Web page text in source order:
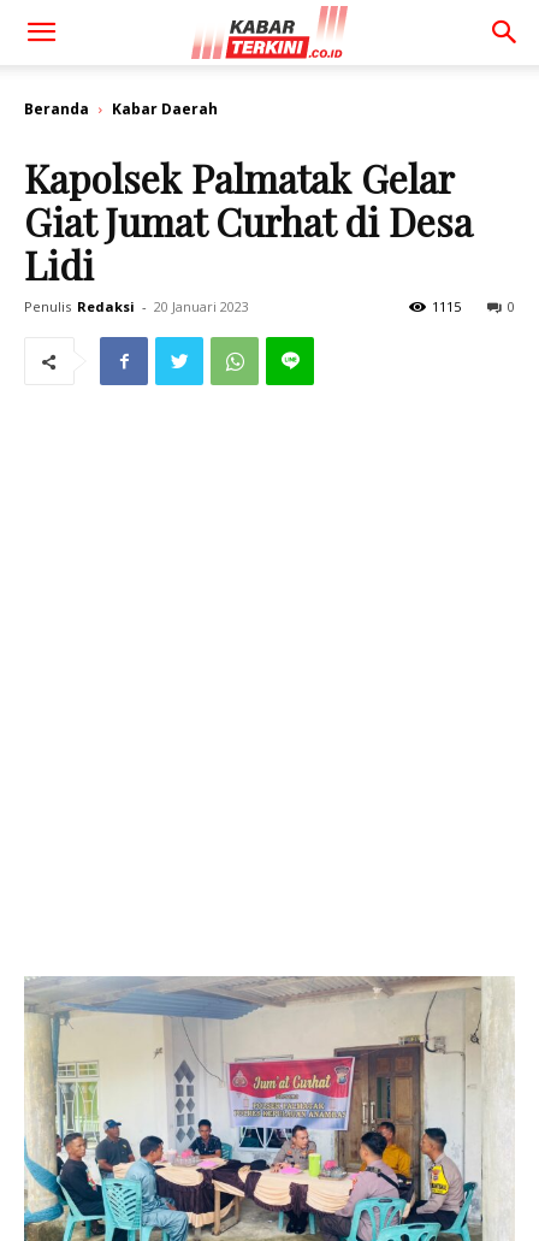
Beranda Kabar Daerah
Kapolsek Palmatak Gelar
Giat Jumat Curhat di Desa
Lidi
Penulis Redaksi - 20 Januari 2023 0
1115